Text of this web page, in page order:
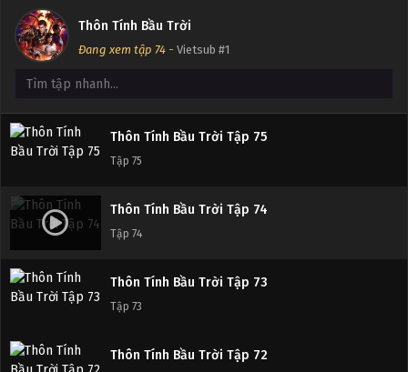
Thôn Tính Bầu Trời
Đang xem tập 74 - Vietsub #1
Tập 76
Thôn Tính Bầu Trời Tập 75
Tập 75
Thôn Tính Bầu Trời Tập 74
Tập 74
Thôn Tính Bầu Trời Tập 73
Tập 73
Thôn Tính Bầu Trời Tập 72